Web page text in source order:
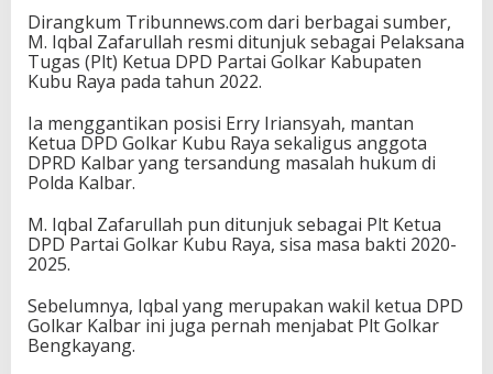
Dirangkum Tribunnews.com dari berbagai sumber,
M. Iqbal Zafarullah resmi ditunjuk sebagai Pelaksana
Tugas (Plt) Ketua DPD Partai Golkar Kabupaten
Kubu Raya pada tahun 2022.
Ia menggantikan posisi Erry Iriansyah, mantan
Ketua DPD Golkar Kubu Raya sekaligus anggota
DPRD Kalbar yang tersandung masalah hukum di
Polda Kalbar.
M. Iqbal Zafarullah pun ditunjuk sebagai Plt Ketua
DPD Partai Golkar Kubu Raya, sisa masa bakti 2020-
2025.
Sebelumnya, Iqbal yang merupakan wakil ketua DPD
Golkar Kalbar ini juga pernah menjabat Plt Golkar
Bengkayang.